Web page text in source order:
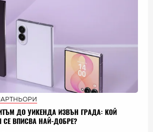
ДО УИКЕНДА ИЗВЪН ГРАДА: КОЙ
СЕ ВПИСВА НАЙ-ДОБРЕ?